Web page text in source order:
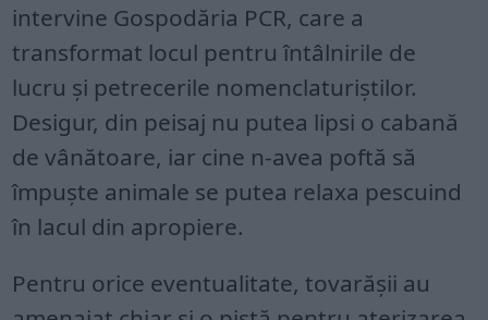
intervine Gospodăria PCR, care a
transformat locul pentru întâlnirile de
lucru şi petrecerile nomenclaturiştilor.
Desigur, din peisaj nu putea lipsi o cabană
de vânătoare, iar cine n-avea poftă să
împuşte animale se putea relaxa pescuind
în lacul din apropiere.
Pentru orice eventualitate, tovarăşii au